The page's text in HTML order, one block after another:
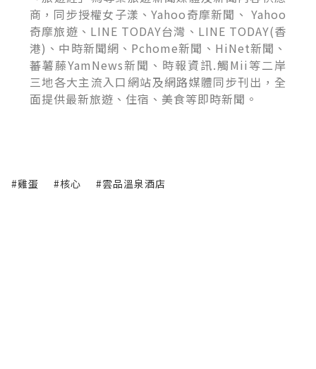
商，同步授權女子漾、Yahoo奇摩新聞、 Yahoo
奇摩旅遊、LINE TODAY台灣、LINE TODAY(香
港)、中時新聞網、Pchome新聞、HiNet新聞、
蕃薯藤YamNews新聞、時報資訊.觸Mii等二岸
三地各大主流入口網站及網路媒體同步刊出，全
面提供最新旅遊、住宿、美食等即時新聞。
#雞蛋 #核心 #雲品溫泉酒店